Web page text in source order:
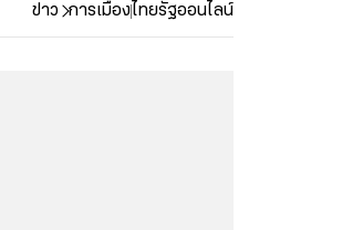
ข่าว การเมืองไทยรัฐออนไลน์